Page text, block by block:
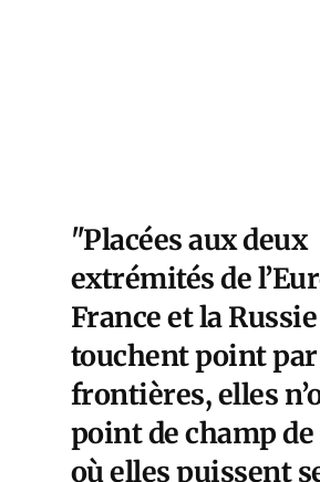
"Placées aux deux
extrémités de
France et la
touchent point
frontières, elles
point de champ
où elles puissent